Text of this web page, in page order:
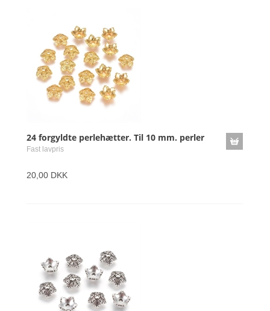
24 forgyldte perlehætter. Til 10 mm. perler
Fast lavpris
20,00 DKK